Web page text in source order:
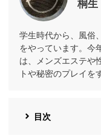
桐生
学生時代から、風俗
をやっています。今
は、メンズエステや
トや秘密のプレイを
目次